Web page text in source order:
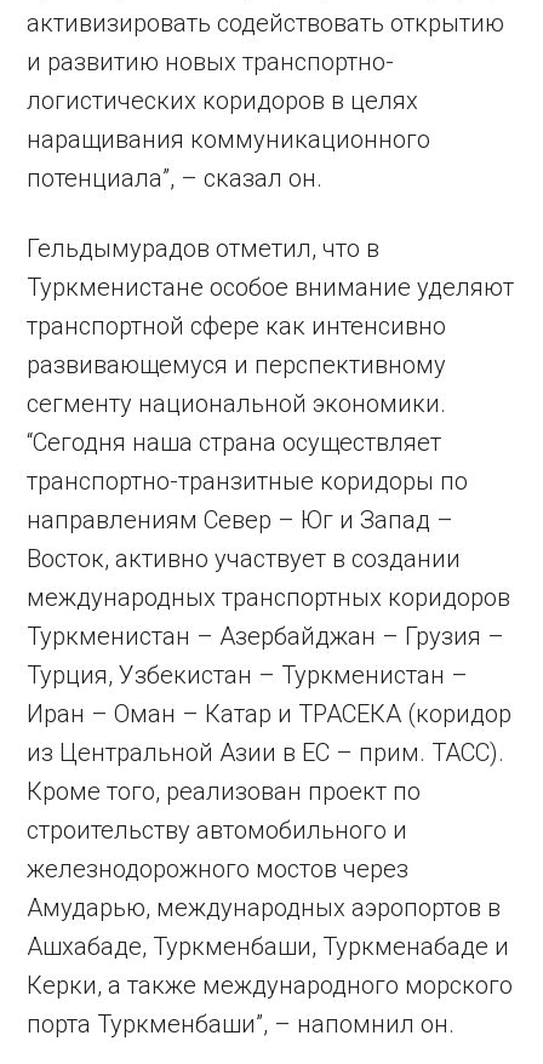
активизировать содействовать открытию
и развитию новых транспортно-
логистических коридоров в целях
наращивания коммуникационного
потенциала”, – сказал он.
Гельдымурадов отметил, что в
Туркменистане особое внимание уделяют
транспортной сфере как интенсивно
развивающемуся и перспективному
сегменту национальной экономики.
“Сегодня наша страна осуществляет
транспортно-транзитные коридоры по
направлениям Север – Юг и Запад –
Восток, активно участвует в создании
международных транспортных коридоров
Туркменистан – Азербайджан – Грузия –
Турция, Узбекистан – Туркменистан –
Иран – Оман – Катар и ТРАСЕКА (коридор
из Центральной Азии в ЕС – прим. ТАСС).
Кроме того, реализован проект по
строительству автомобильного и
железнодорожного мостов через
Амударью, международных аэропортов в
Ашхабаде, Туркменбаши, Туркменабаде и
Керки, а также международного морского
порта Туркменбаши”, – напомнил он.